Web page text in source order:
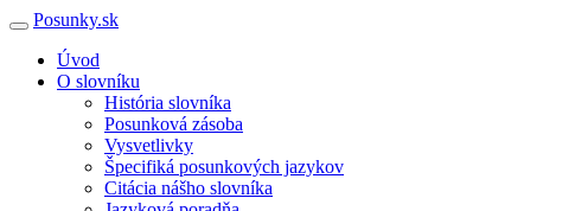
Posunky.sk
Úvod
O slovníku
História slovníka
Posunková zásoba
Vysvetlivky
Špecifiká posunkových jazykov
Citácia nášho slovníka